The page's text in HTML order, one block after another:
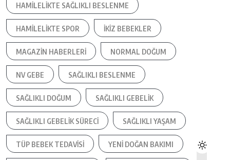
HAMILELIKTE SAĞLIKLI BESLENME
HAMILELIKTE SPOR IKIZ BEBEKLER
MAGAZIN HABERLERI NORMAL DOĞUM
NV GEBE SAĞLIKLI BESLENME
SAĞLIKLI DOĞUM SAĞLIKLI GEBELIK
SAĞLIKLI GEBELIK SÜRECI SAĞLIKLI YAŞAM
TÜP BEBEK TEDAVISI YENI DOĞAN BAKIMI